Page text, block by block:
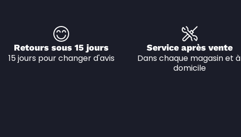
Retours sous 15 jours
15 jours pour changer d'avis
Service après vente
Dans chaque magasin et à
domicile